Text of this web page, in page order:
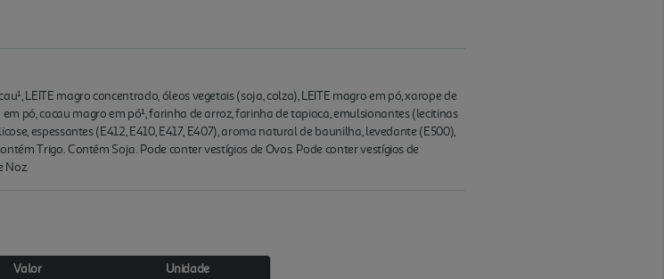
LEITE magro concentrado, óleos vegetais (soja, colza), LEITE magro em pó, xarope de
em pó, cacau magro em pó¹, farinha de arroz, farinha de tapioca, emulsionantes (lecitinas
espessantes (E412, E410, E417, E407), aroma natural de baunilha, levedante (E500),
Trigo. Contém Soja. Pode conter vestígios de Ovos. Pode conter vestígios de
Noz.
Valor
Unidade